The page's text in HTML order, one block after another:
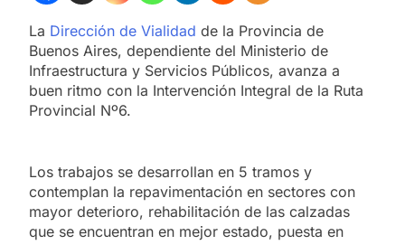
La Dirección de Vialidad de la Provincia de
Buenos Aires, dependiente del Ministerio de
Infraestructura y Servicios Públicos, avanza a
buen ritmo con la Intervención Integral de la Ruta
Provincial Nº6.
Los trabajos se desarrollan en 5 tramos y
contemplan la repavimentación en sectores con
mayor deterioro, rehabilitación de las calzadas
que se encuentran en mejor estado, puesta en